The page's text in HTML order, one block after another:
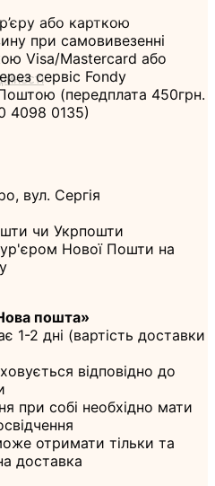
або карткою
при самовивезенні
Visa/Mastercard або
сервіс Fondy
(передплата 450грн.
4098 0135)
вул. Сергія
чи Укрпошти
Нової Пошти на
пошта»
1-2 дні (вартість доставки
відповідно до
при собі необхідно мати
отримати тільки та
доставка